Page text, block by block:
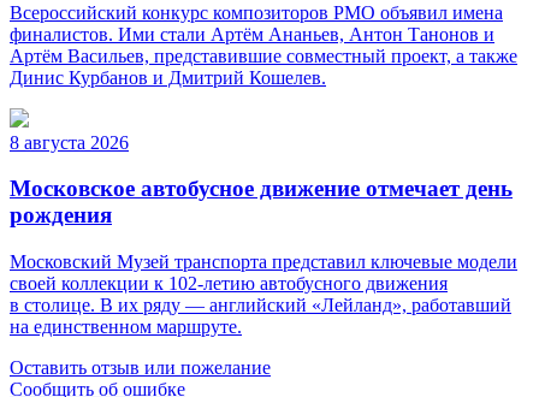
Всероссийский конкурс композиторов РМО объявил имена
финалистов. Ими стали Артём Ананьев, Антон Танонов и
Артём Васильев, представившие совместный проект, а также
Динис Курбанов и Дмитрий Кошелев.
8 августа 2026
Московское автобусное движение отмечает день
рождения
Московский Музей транспорта представил ключевые модели
своей коллекции к 102-летию автобусного движения
в столице. В их ряду — английский «Лейланд», работавший
на единственном маршруте.
Оставить отзыв или пожелание
Сообщить об ошибке